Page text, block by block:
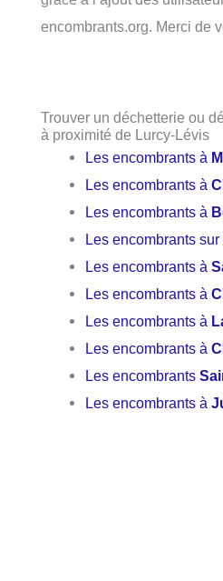
encombrants.org. Merci de
Trouver un déchetterie ou
à proximité de Lurcy-Lévis
Les encombrants à
Les encombrants à
Les encombrants à
Les encombrants sur
Les encombrants à
Les encombrants à
Les encombrants à
Les encombrants à
Les encombrants
Les encombrants à